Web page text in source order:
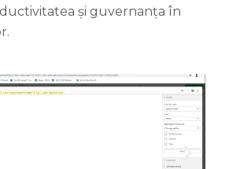
și guvernanța în